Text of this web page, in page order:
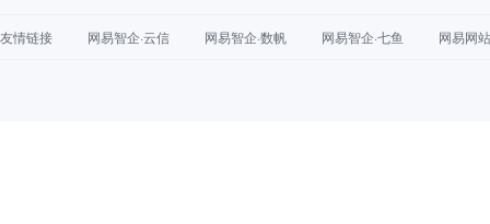
友情链接 网易智企·云信 网易智企·数帆 网易智企·七鱼 网易网